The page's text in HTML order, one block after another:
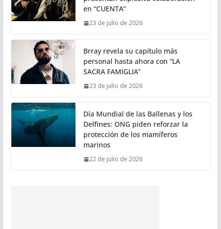
en “CUENTA”
23 de julio de 2026
Brray revela su capítulo más
personal hasta ahora con “LA
SACRA FAMIGLIA”
23 de julio de 2026
Día Mundial de las Ballenas y los
Delfines: ONG piden reforzar la
protección de los mamíferos
marinos
22 de julio de 2026